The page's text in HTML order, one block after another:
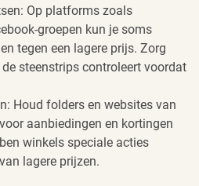
Op platforms zoals
groepen kun je soms
tegen een lagere prijs. Zorg
steenstrips controleert voordat
Houd folders en websites van
aanbiedingen en kortingen
winkels speciale acties
lagere prijzen.